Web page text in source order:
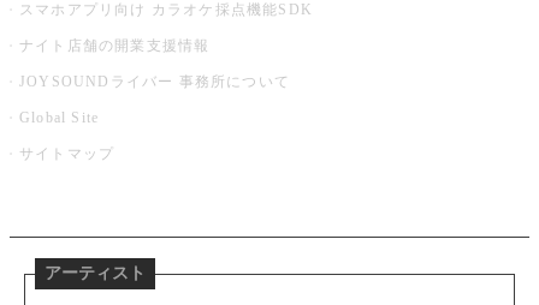
スマホアプリ向け カラオケ採点機能SDK
ナイト店舗の開業支援情報
JOYSOUNDライバー 事務所について
Global Site
サイトマップ
アーティスト